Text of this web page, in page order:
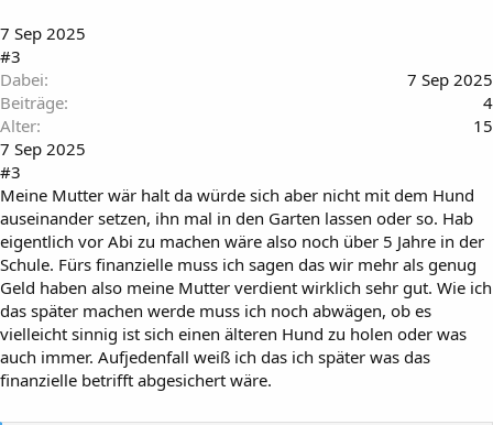
7 Sep 2025
#3
Dabei
7 Sep 2025
Beiträge
4
Alter
15
7 Sep 2025
#3
Meine Mutter wär halt da würde sich aber nicht mit dem Hund
auseinander setzen, ihn mal in den Garten lassen oder so. Hab
eigentlich vor Abi zu machen wäre also noch über 5 Jahre in der
Schule. Fürs finanzielle muss ich sagen das wir mehr als genug
Geld haben also meine Mutter verdient wirklich sehr gut. Wie ich
das später machen werde muss ich noch abwägen, ob es
vielleicht sinnig ist sich einen älteren Hund zu holen oder was
auch immer. Aufjedenfall weiß ich das ich später was das
finanzielle betrifft abgesichert wäre.